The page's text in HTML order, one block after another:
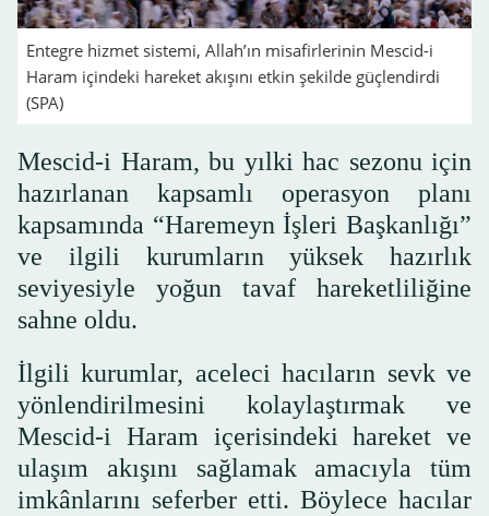
Entegre hizmet sistemi, Allah’ın misafirlerinin Mescid-i
Haram içindeki hareket akışını etkin şekilde güçlendirdi
(SPA)
Mescid-i Haram, bu yılki hac sezonu için
hazırlanan kapsamlı operasyon planı
kapsamında “Haremeyn İşleri Başkanlığı”
ve ilgili kurumların yüksek hazırlık
seviyesiyle yoğun tavaf hareketliliğine
sahne oldu.
İlgili kurumlar, aceleci hacıların sevk ve
yönlendirilmesini kolaylaştırmak ve
Mescid-i Haram içerisindeki hareket ve
ulaşım akışını sağlamak amacıyla tüm
imkânlarını seferber etti. Böylece hacılar